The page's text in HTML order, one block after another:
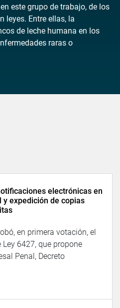
este grupo de trabajo, de los
leyes. Entre ellas, la
de leche humana en los
raras o
electrónicas en
y expedición de copias
en primera votación, el
6427, que propone
Penal, Decreto